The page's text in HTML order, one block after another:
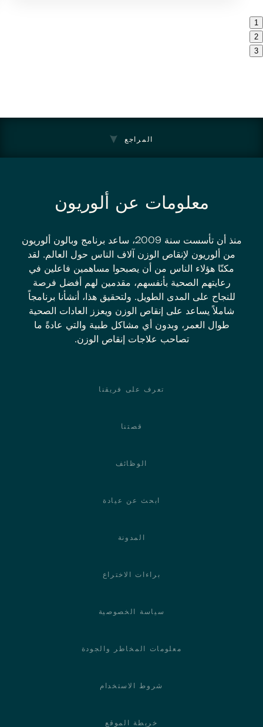
1
2
3
المراجع
معلومات عن ألوريون
منذ أن تأسست سنة 2009، ساعد برنامج وبالون ألوريون
من ألوريون لإنقاص الوزن آلاف الناس حول العالم. لقد
مكنّا هؤلاء الناس من أن يصبحوا مساهمين فاعلين في
رعايتهم الصحية بأنفسهم، مقدمين لهم أفضل فرصة
للنجاح على المدى الطويل. ولتحقيق هذا، أنشأنا برنامجاً
شاملاً يساعد على إنقاص الوزن ويعزز العادات الصحية
طوال العمر، وبدون أي مشاكل طبية والتي عادةً ما
تصاحب علاجات إنقاص الوزن.
تعرف على فريقنا
قصتنا
الوظائف
ابحث عن عيادة
المدونة
براءات الاختراع
سياسة الخصوصية
معلومات المخاطر والجودة
شروط الاستخدام
خريطة الموقع